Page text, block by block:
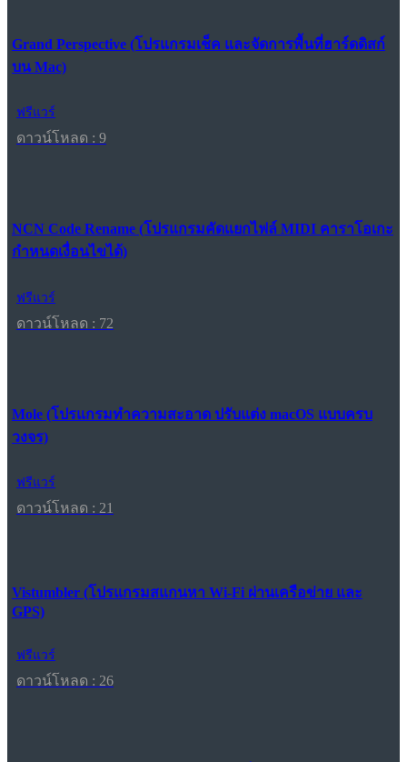
Grand Perspective (โปรแกรมเช็ค และจัดการพื้นที่ฮาร์ดดิสก์
บน Mac)
ฟรีแวร์
ดาวน์โหลด : 9
NCN Code Rename (โปรแกรมคัดแยกไฟล์ MIDI คาราโอเกะ
กำหนดเงื่อนไขได้)
ฟรีแวร์
ดาวน์โหลด : 72
Mole (โปรแกรมทำความสะอาด ปรับแต่ง macOS แบบครบ
วงจร)
ฟรีแวร์
ดาวน์โหลด : 21
Vistumbler (โปรแกรมสแกนหา Wi-Fi ผ่านเครือข่าย และ
GPS)
ฟรีแวร์
ดาวน์โหลด : 26